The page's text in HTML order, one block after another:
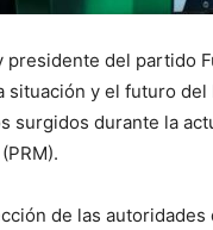
del partido
y el futuro
surgidos durante la
de las